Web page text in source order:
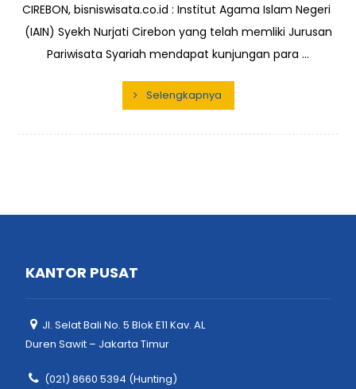
CIREBON, bisniswisata.co.id : Institut Agama Islam Negeri
(IAIN) Syekh Nurjati Cirebon yang telah memliki Jurusan
Pariwisata Syariah mendapat kunjungan para ...
Selengkapnya
KANTOR PUSAT
Jl. Selat Bali No. 5 Blok E11 Kav. AL
Duren Sawit – Jakarta Timur
(021) 8660 5394 (Hunting)